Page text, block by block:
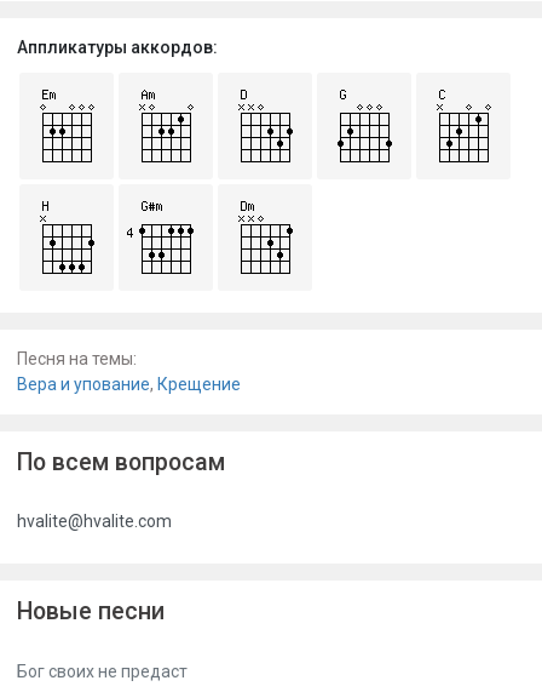
Аппликатуры аккордов:
Песня на темы:
Вера и упование, Крещение
По всем вопросам
hvalite@hvalite.com
Новые песни
Бог своих не предаст